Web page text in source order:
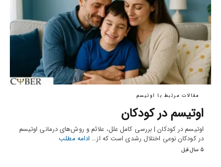
مقالات مرتبط با اوتیسم
اوتیسم در کودکان
اوتیسم در کودکان | بررسی کامل علل، علائم و روش‌های درمانی اوتیسم
در کودکان نوعی اختلال رشدی است که از… ادامه مطلب
5 سال قبل